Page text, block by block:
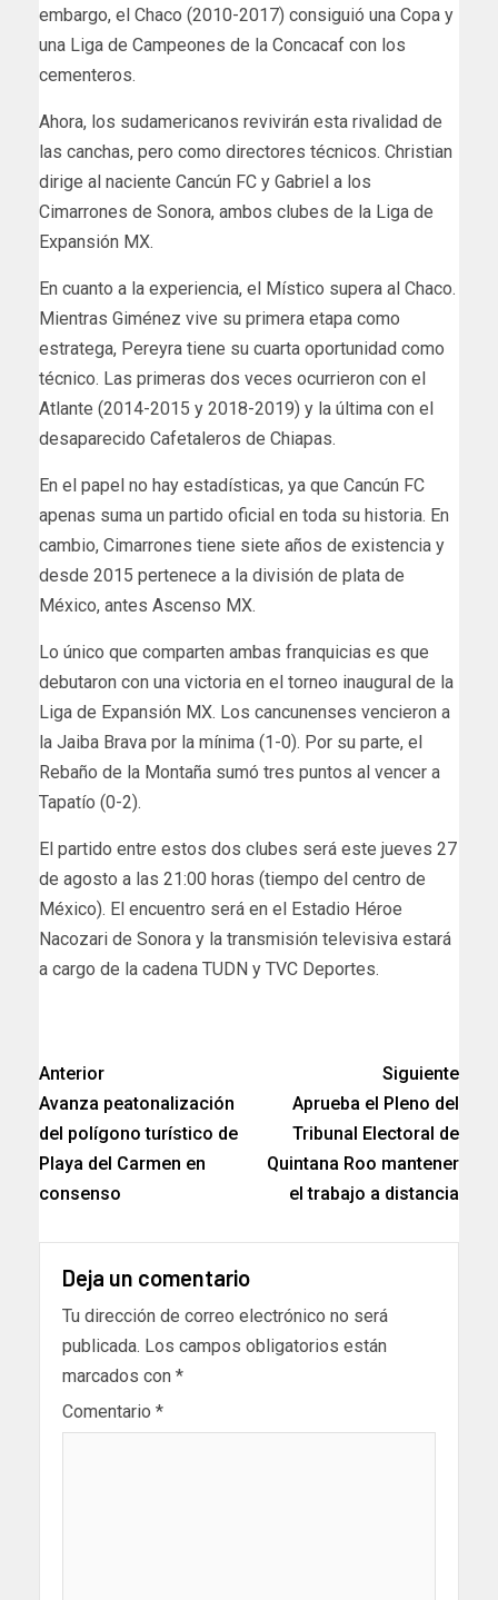
embargo, el Chaco (2010-2017) consiguió una Copa y
una Liga de Campeones de la Concacaf con los
cementeros.
Ahora, los sudamericanos revivirán esta rivalidad de
las canchas, pero como directores técnicos. Christian
dirige al naciente Cancún FC y Gabriel a los
Cimarrones de Sonora, ambos clubes de la Liga de
Expansión MX.
En cuanto a la experiencia, el Místico supera al Chaco.
Mientras Giménez vive su primera etapa como
estratega, Pereyra tiene su cuarta oportunidad como
técnico. Las primeras dos veces ocurrieron con el
Atlante (2014-2015 y 2018-2019) y la última con el
desaparecido Cafetaleros de Chiapas.
En el papel no hay estadísticas, ya que Cancún FC
apenas suma un partido oficial en toda su historia. En
cambio, Cimarrones tiene siete años de existencia y
desde 2015 pertenece a la división de plata de
México, antes Ascenso MX.
Lo único que comparten ambas franquicias es que
debutaron con una victoria en el torneo inaugural de la
Liga de Expansión MX. Los cancunenses vencieron a
la Jaiba Brava por la mínima (1-0). Por su parte, el
Rebaño de la Montaña sumó tres puntos al vencer a
Tapatío (0-2).
El partido entre estos dos clubes será este jueves 27
de agosto a las 21:00 horas (tiempo del centro de
México). El encuentro será en el Estadio Héroe
Nacozari de Sonora y la transmisión televisiva estará
a cargo de la cadena TUDN y TVC Deportes.
Anterior
Avanza peatonalización
del polígono turístico de
Playa del Carmen en
consenso
Siguiente
Aprueba el Pleno del
Tribunal Electoral de
Quintana Roo mantener
el trabajo a distancia
Deja un comentario
Tu dirección de correo electrónico no será
publicada. Los campos obligatorios están
marcados con *
Comentario *